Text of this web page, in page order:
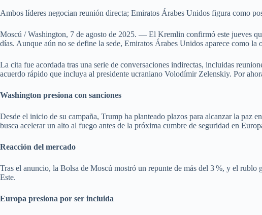
Ambos líderes negocian reunión directa; Emiratos Árabes Unidos figura como
Moscú / Washington, 7 de agosto de 2025. — El Kremlin confirmó este jueves
días. Aunque aún no se define la sede, Emiratos Árabes Unidos aparece como la
La cita fue acordada tras una serie de conversaciones indirectas, incluidas
acuerdo rápido que incluya al presidente ucraniano Volodímir Zelenskiy. Por
Washington presiona con sanciones
Desde el inicio de su campaña, Trump ha planteado plazos para alcanzar la paz
busca acelerar un alto al fuego antes de la próxima cumbre de seguridad en
Reacción del mercado
Tras el anuncio, la Bolsa de Moscú mostró un repunte de más del 3 %, y el
Este.
Europa presiona por ser incluida